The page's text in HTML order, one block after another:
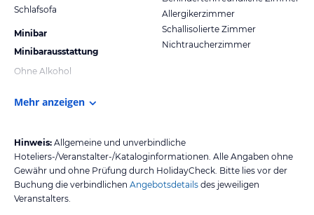
Schlafsofa
Minibar
Minibarausstattung
Ohne Alkohol
Allergikerzimmer
Schallisolierte Zimmer
Nichtraucherzimmer
Mehr anzeigen
Hinweis: Allgemeine und unverbindliche
Hoteliers-/Veranstalter-/Kataloginformationen. Alle Angaben ohne
Gewähr und ohne Prüfung durch HolidayCheck. Bitte lies vor der
Buchung die verbindlichen Angebotsdetails des jeweiligen
Veranstalters.